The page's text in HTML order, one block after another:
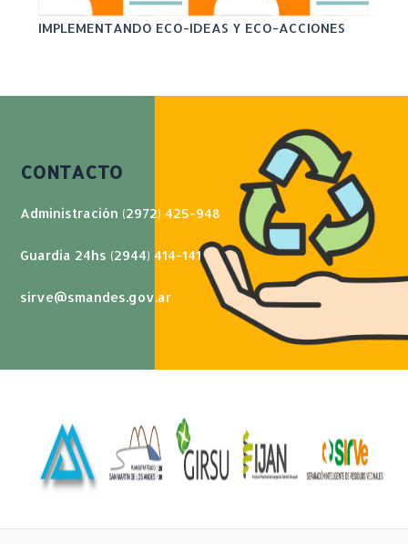
IMPLEMENTANDO ECO-IDEAS Y ECO-ACCIONES
CONTACTO
Administración (2972) 425-948
Guardia 24hs (2944) 414-141
sirve@smandes.gov.ar